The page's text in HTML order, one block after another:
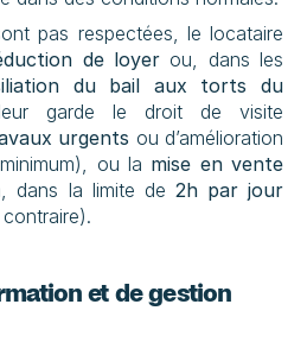
pas respectées, le locataire
de loyer ou, dans les
du bail aux torts du
garde le droit de visite
urgents ou d’amélioration
ou la mise en vente
dans la limite de 2h par jour
et de gestion